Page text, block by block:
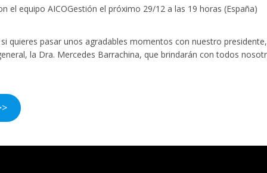
el equipo AICOGestión el próximo 29/12 a las 19 horas (España)
quieres pasar unos agradables momentos con nuestro
la Dra. Mercedes Barrachina, que brindarán con todos